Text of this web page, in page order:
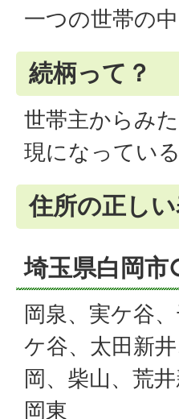
一つの世帯の
続柄って？
世帯主からみ
現になっている
住所の正し
埼玉県白岡
岡泉、実ケ谷
ケ谷、太田新
岡、柴山、荒
岡東